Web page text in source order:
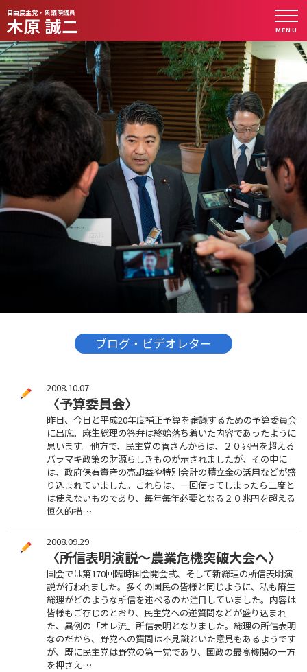
自由民主党・衆議院議員
木原 誠二 MENU
ブログ・ビデオレター
2008.10.07
〈予算委員会〉
昨日、今日と平成20年度補正予算を審議するための予算委員会
に出席。麻生総理の答弁は終始落ち着いた内容であったように
思います。他方で、民主党の菅さんからは、２０兆円を超える
バラマキ政策の財源らしきものが示されましたが、その中に
は、政府保有資産の売却益や特別会計の積立金の活用などが盛
り込まれていました。これらは、一回使ってしまったら二度と
は使えないものであり、毎年毎年必要となる２０兆円を超える
恒久的措…
2008.09.29
〈所信表明演説～農業危機突破大会へ〉
国会では第170回臨時国会開会式、そして新総理の所信表明演
説が行われました。多くの国民の皆様と同じように、私も麻生
総理がどのような所信を述べるのか注目していました。内容は
皆様もご存じのとおり、民主党への逆質問などが盛り込まれ
た、異例の「オレ流」所信表明となりました。総理の所信表明
なのだから、野党への質問は不見識といた意見もあるようです
が、既に民主党は野党の第一党であり、国政の最高機関の一方
を押さえ…